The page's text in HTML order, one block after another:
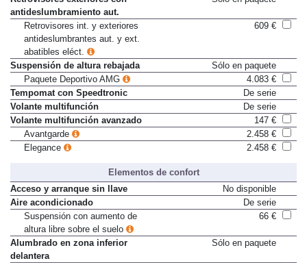
antideslumbramiento aut.
Retrovisores int. y exteriores
antideslumbrantes aut. y ext.
abatibles eléct.
609 €
Suspensión de altura rebajada
Sólo en paquete
Paquete Deportivo AMG
4.083 €
Tempomat con Speedtronic
De serie
Volante multifunción
De serie
Volante multifunción avanzado
147 €
Avantgarde
2.458 €
Elegance
2.458 €
Elementos de confort
Acceso y arranque sin llave
No disponible
Aire acondicionado
De serie
Suspensión con aumento de
altura libre sobre el suelo
66 €
Alumbrado en zona inferior
delantera
Sólo en paquete